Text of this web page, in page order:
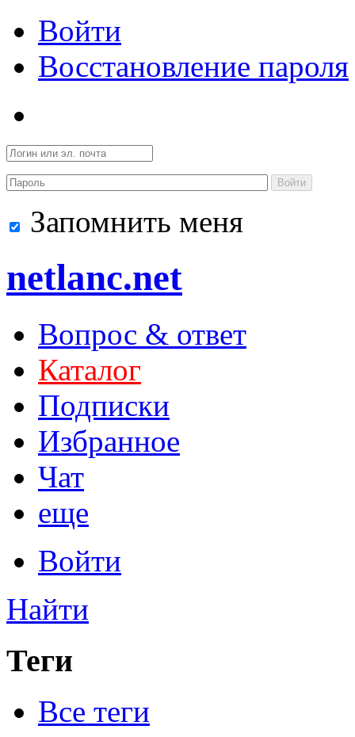
Войти
Восстановление пароля
Войти
Запомнить меня
netlanc.net
Вопрос & ответ
Каталог
Подписки
Избранное
Чат
еще
Войти
Найти
Теги
Все теги